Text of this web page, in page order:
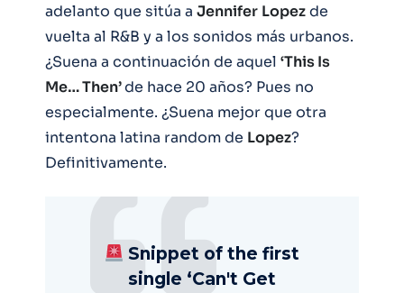
adelanto que sitúa a Jennifer Lopezde
vuelta al R&B y a los sonidos más urbanos.
¿Suena a continuación de aquel ‘This Is
Me… Then’de hace 20 años? Pues no
especialmente. ¿Suena mejor que otra
intentona latina random de Lopez?
Definitivamente.
Snippet of the first
single ‘Can't Get